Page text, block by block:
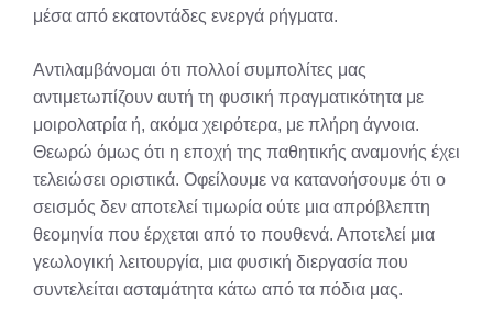
μέσα από εκατοντάδες ενεργά ρήγματα.
Αντιλαμβάνομαι ότι πολλοί συμπολίτες μας
αντιμετωπίζουν αυτή τη φυσική πραγματικότητα με
μοιρολατρία ή, ακόμα χειρότερα, με πλήρη άγνοια.
Θεωρώ όμως ότι η εποχή της παθητικής αναμονής έχει
τελειώσει οριστικά. Οφείλουμε να κατανοήσουμε ότι ο
σεισμός δεν αποτελεί τιμωρία ούτε μια απρόβλεπτη
θεομηνία που έρχεται από το πουθενά. Αποτελεί μια
γεωλογική λειτουργία, μια φυσική διεργασία που
συντελείται ασταμάτητα κάτω από τα πόδια μας.